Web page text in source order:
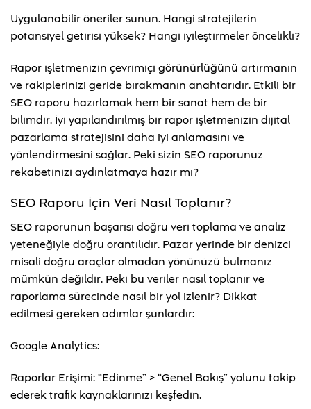
Uygulanabilir öneriler sunun. Hangi stratejilerin
potansiyel getirisi yüksek? Hangi iyileştirmeler öncelikli?
Rapor işletmenizin çevrimiçi görünürlüğünü artırmanın
ve rakiplerinizi geride bırakmanın anahtarıdır. Etkili bir
SEO raporu hazırlamak hem bir sanat hem de bir
bilimdir. İyi yapılandırılmış bir rapor işletmenizin dijital
pazarlama stratejisini daha iyi anlamasını ve
yönlendirmesini sağlar. Peki sizin SEO raporunuz
rekabetinizi aydınlatmaya hazır mı?
SEO Raporu İçin Veri Nasıl Toplanır?
SEO raporunun başarısı doğru veri toplama ve analiz
yeteneğiyle doğru orantılıdır. Pazar yerinde bir denizci
misali doğru araçlar olmadan yönünüzü bulmanız
mümkün değildir. Peki bu veriler nasıl toplanır ve
raporlama sürecinde nasıl bir yol izlenir? Dikkat
edilmesi gereken adımlar şunlardır:
Google Analytics:
Raporlar Erişimi: “Edinme” > “Genel Bakış” yolunu takip
ederek trafik kaynaklarınızı keşfedin.